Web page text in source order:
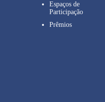
Espaços de
Participação
Prêmios